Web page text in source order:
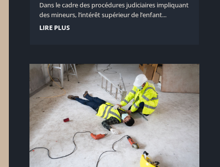
Dans le cadre des procédures judiciaires impliquant
des mineurs, l’intérêt supérieur de l’enfant...
LIRE PLUS